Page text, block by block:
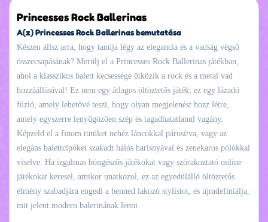
Princesses Rock Ballerinas
A(z) Princesses Rock Ballerinas bemutatása
Készen állsz arra, hogy tanúja légy az elegancia és a vadság végső
összecsapásának? Merülj el a Princesses Rock Ballerinas játékban,
ahol a klasszikus balett kecsessége ütközik a rock és a metal vad
hozzáállásával! Ez nem egy átlagos öltöztetős játék; ez egy lázadó
fúzió, amely lehetővé teszi, hogy olyan megjelenést hozz létre,
amely egyszerre lenyűgözően szép és tagadhatatlanul vagány.
Képzeld el a finom tütüket nehéz láncokkal párosítva, vagy az
elegáns balettcipőket szakadt hálós harisnyával és zenekaros pólókkal
viselve. Ha izgalmas böngészős játékokat vagy szórakoztató online
játékokat keresel, amikor unatkozol, ez az egyedülálló öltöztetős
élmény szabadjára engedi a benned lakozó stylistot, és újradefiniálja,
mit jelent modern balerinának lenni.